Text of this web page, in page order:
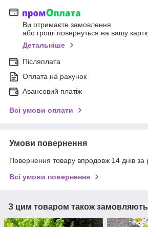
Ви отримаєте замовлення
або гроші повернуться на вашу
Детальніше
Післяплата
Оплата на рахунок
Авансовий платіж
Всі умови оплати
Умови повернення
Повернення товару впродовж 14 днів за
Всі умови повернення
З цим товаром також замовляють